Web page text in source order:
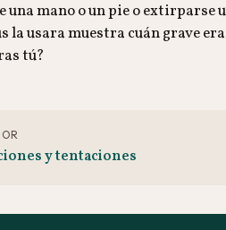
mano o un pie o extirparse
la usara muestra cuán grave
tú?
y tentaciones